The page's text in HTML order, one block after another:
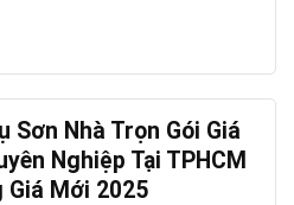
Sơn Nhà Trọn Gói Giá
Nghiệp Tại TPHCM
Giá Mới 2025